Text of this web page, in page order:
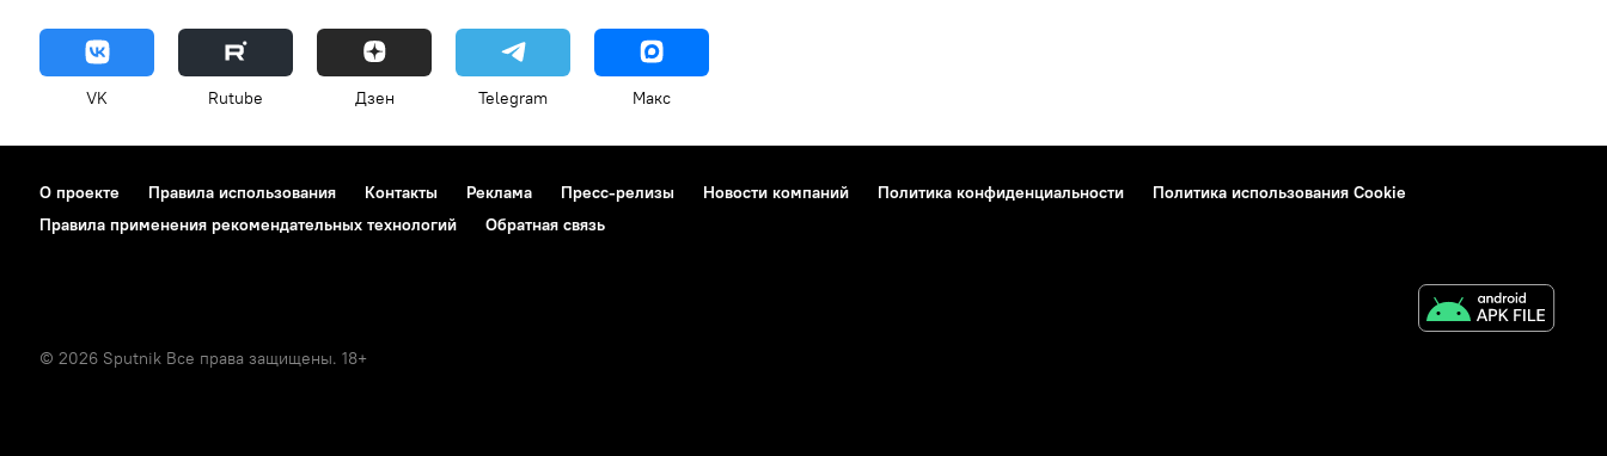
VK Rutube Дзен Telegram Макс
О проекте Правила использования Контакты Реклама Пресс-релизы Новости компаний Политика конфиденциальности
Политика использования Cookie
Правила применения рекомендательных технологий
Обратная связь
© 2026 Sputnik Все права защищены. 18+